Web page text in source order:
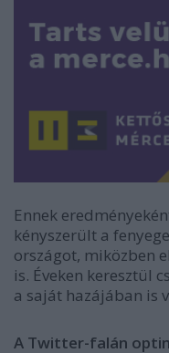
Ennek
kényszerült a
országot, miközben
is. Éveken keresztül
a saját hazájában is
A Twitter-falán